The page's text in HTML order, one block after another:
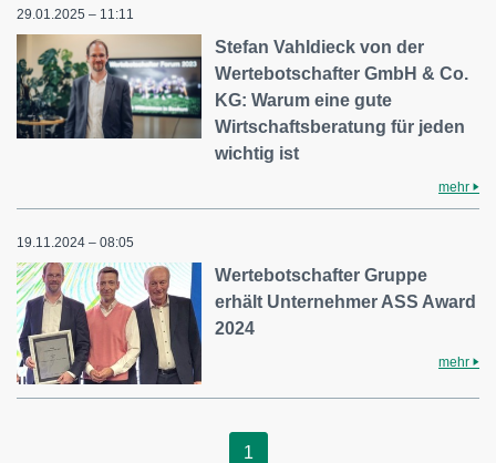
29.01.2025 – 11:11
Stefan Vahldieck von der
Wertebotschafter GmbH & Co.
KG: Warum eine gute
Wirtschaftsberatung für jeden
wichtig ist
mehr
19.11.2024 – 08:05
Wertebotschafter Gruppe
erhält Unternehmer ASS Award
2024
mehr
1